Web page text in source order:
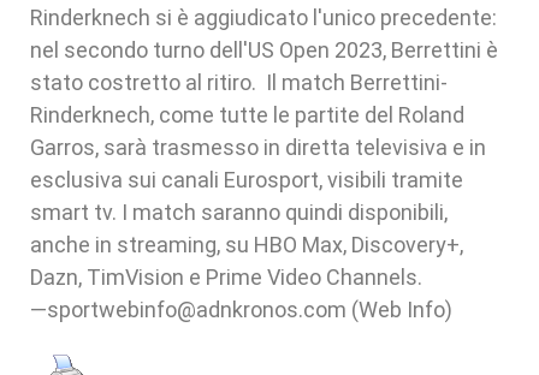
Rinderknech si è aggiudicato l'unico precedente:
nel secondo turno dell'US Open 2023, Berrettini è
stato costretto al ritiro. Il match Berrettini-
Rinderknech, come tutte le partite del Roland
Garros, sarà trasmesso in diretta televisiva e in
esclusiva sui canali Eurosport, visibili tramite
smart tv. I match saranno quindi disponibili,
anche in streaming, su HBO Max, Discovery+,
Dazn, TimVision e Prime Video Channels.
—sportwebinfo@adnkronos.com (Web Info)